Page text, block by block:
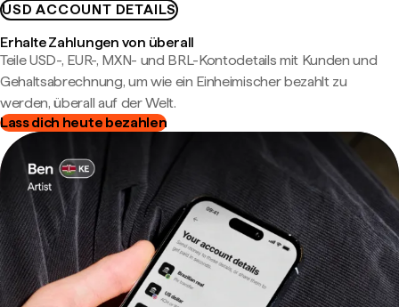
USD ACCOUNT DETAILS
Erhalte Zahlungen von überall
Teile USD-, EUR-, MXN- und BRL-Kontodetails mit Kunden und
Gehaltsabrechnung, um wie ein Einheimischer bezahlt zu
werden, überall auf der Welt.
Lass dich heute bezahlen